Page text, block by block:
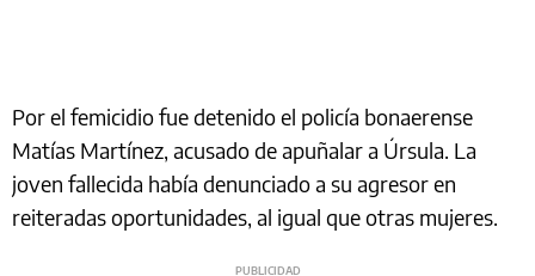
Por el femicidio fue detenido el policía bonaerense
Matías Martínez, acusado de apuñalar a Úrsula. La
joven fallecida había denunciado a su agresor en
reiteradas oportunidades, al igual que otras mujeres.